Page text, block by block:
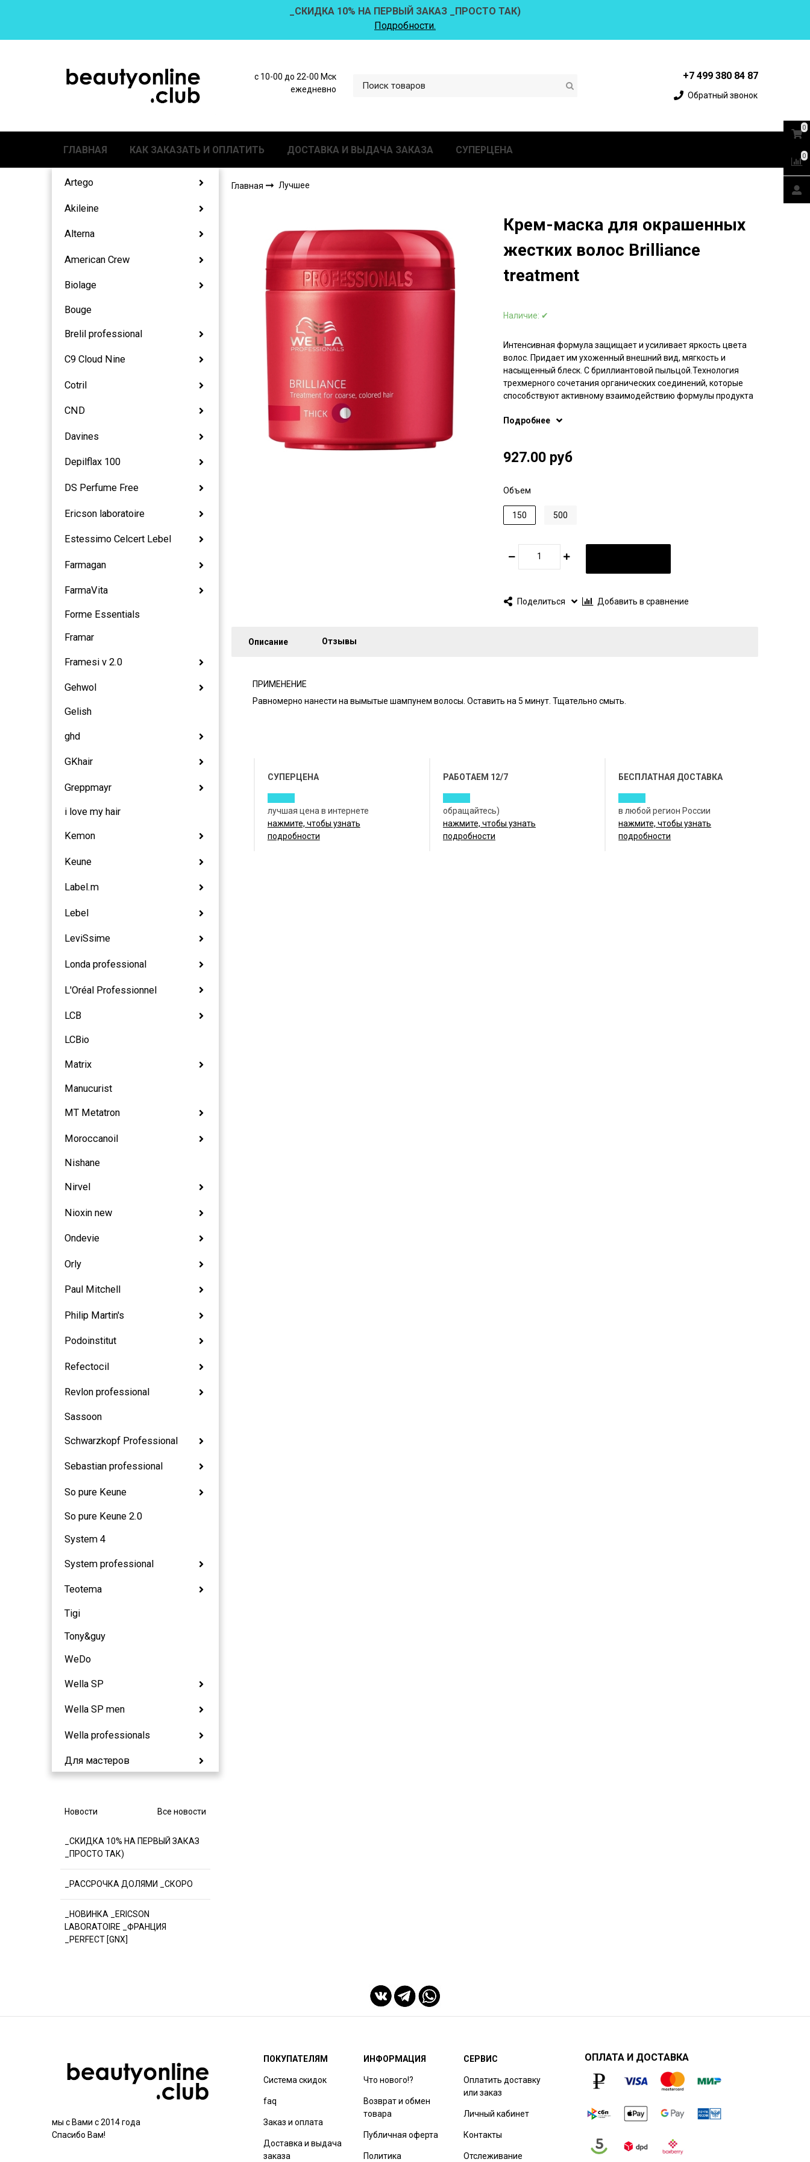
_СКИДКА 10% НА ПЕРВЫЙ ЗАКАЗ _ПРОСТО ТАК)
Подробности.
с 10-00 до 22-00 Мск
ежедневно
+7 499 380 84 87
Обратный звонок
ГЛАВНАЯ КАК ЗАКАЗАТЬ И ОПЛАТИТЬ ДОСТАВКА И ВЫДАЧА ЗАКАЗА СУПЕРЦЕНА
Artego
Akileine
Alterna
American Crew
Biolage
Bouge
Brelil professional
C9 Cloud Nine
Cotril
CND
Davines
Depilflax 100
DS Perfume Free
Ericson laboratoire
Estessimo Celcert Lebel
Farmagan
FarmaVita
Forme Essentials
Framar
Framesi v 2.0
Gehwol
Gelish
ghd
GKhair
Greppmayr
i love my hair
Kemon
Keune
Label.m
Lebel
LeviSsime
Londa professional
L'Oréal Professionnel
LCB
LCBio
Matrix
Manucurist
MT Metatron
Moroccanoil
Nishane
Nirvel
Nioxin new
Ondevie
Orly
Paul Mitchell
Philip Martin's
Podoinstitut
Refectocil
Revlon professional
Sassoon
Schwarzkopf Professional
Sebastian professional
So pure Keune
So pure Keune 2.0
System 4
System professional
Teotema
Tigi
Tony&guy
WeDo
Wella SP
Wella SP men
Wella professionals
Для мастеров
Новости Все новости
_СКИДКА 10% НА ПЕРВЫЙ ЗАКАЗ
_ПРОСТО ТАК)
_РАССРОЧКА ДОЛЯМИ _СКОРО
_НОВИНКА _ERICSON
LABORATOIRE _ФРАНЦИЯ
_PERFECT [GNX]
Главная Лучшее
Крем-маска для окрашенных
жестких волос Brilliance
treatment
Наличие: ✔
Интенсивная формула защищает и усиливает яркость цвета
волос. Придает им ухоженный внешний вид, мягкость и
насыщенный блеск. С бриллиантовой пыльцой.Технология
трехмерного сочетания органических соединений, которые
способствуют активному взаимодействию формулы продукта
не перегружая. Полимерная эмульсия улучшает эластичность
уменьшает трение волос
Подробнее
927.00 руб
Объем
150 500
Поделиться Добавить в сравнение
Описание Отзывы
ПРИМЕНЕНИЕ
Равномерно нанести на вымытые шампунем волосы. Оставитьна 5 минут. Тщательно смыть.
СУПЕРЦЕНА
лучшая цена в интернете
нажмите, чтобы узнать
подробности
РАБОТАЕМ 12/7
обращайтесь)
нажмите, чтобы узнать
подробности
БЕСПЛАТНАЯ ДОСТАВКА
в любой регион России
нажмите, чтобы узнать
подробности
0
0
мы с Вами с 2014 года
Спасибо Вам!
ПОКУПАТЕЛЯМ
Система скидок
faq
Заказ и оплата
Доставка и выдача
заказа
ИНФОРМАЦИЯ
Что нового!?
Возврат и обмен
товара
Публичная оферта
Политика
СЕРВИС
Оплатить доставку
или заказ
Личный кабинет
Контакты
Отслеживание
ОПЛАТА И ДОСТАВКА